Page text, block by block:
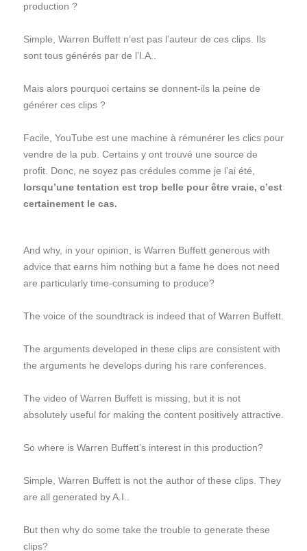
production ?
Simple, Warren Buffett n’est pas l’auteur de ces clips. Ils
sont tous générés par de l’I.A..
Mais alors pourquoi certains se donnent-ils la peine de
générer ces clips ?
Facile, YouTube est une machine à rémunérer les clics pour
vendre de la pub. Certains y ont trouvé une source de
profit. Donc, ne soyez pas crédules comme je l’ai été,
lorsqu’une tentation est trop belle pour être vraie, c’est
certainement le cas.
And why, in your opinion, is Warren Buffett generous with
advice that earns him nothing but a fame he does not need
are particularly time-consuming to produce?
The voice of the soundtrack is indeed that of Warren Buffett.
The arguments developed in these clips are consistent with
the arguments he develops during his rare conferences.
The video of Warren Buffett is missing, but it is not
absolutely useful for making the content positively attractive.
So where is Warren Buffett’s interest in this production?
Simple, Warren Buffett is not the author of these clips. They
are all generated by A.I..
But then why do some take the trouble to generate these
clips?